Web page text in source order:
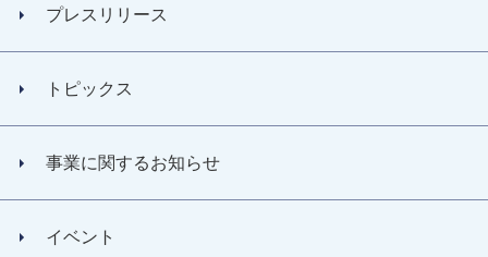
プレスリリース
トピックス
事業に関するお知らせ
イベント